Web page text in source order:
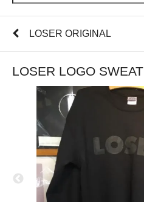
LOSER ORIGINAL
LOSER LOGO SWEAT